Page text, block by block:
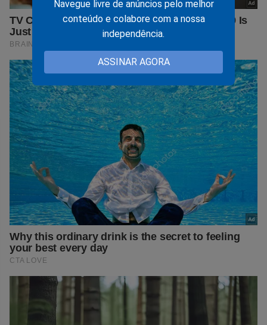
Navegue livre de anúncios pelo melhor
conteúdo e colabore com a nossa
independência.
ASSINAR AGORA